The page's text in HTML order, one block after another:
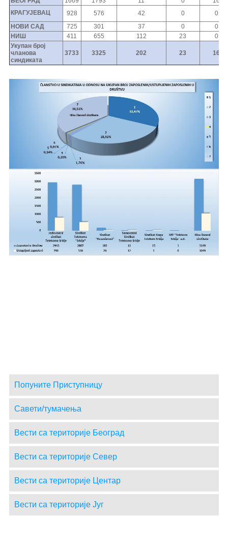
КРАГУЈЕВАЦ
928 576 42 0
0
НОВИ САД
725 301 37 0
0
НИШ
411 655 112 23
0
Укупан број
чланова
синдиката
3733 3325 202 23 16
Попуните Приступницу
Савети/тумачења
Вести са територије Београд
Вести са територије Север
Вести са територије Центар
Вести са територије Југ